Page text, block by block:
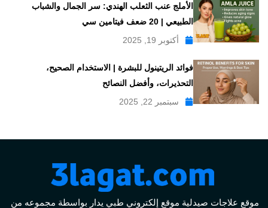
الأملج عنب الثعلب الهندي: سر الجمال والشباب
الطبيعي | 20 ضعف فيتامين سي
أكتوبر 19, 2025
فوائد الريتينول للبشرة | الاستخدام الصحيح،
التحذيرات، وأفضل النصائح
سبتمبر 22, 2025
موقع علاجات صيدلية موقع إلكتروني طبي يدار بواسطة مجموعه من